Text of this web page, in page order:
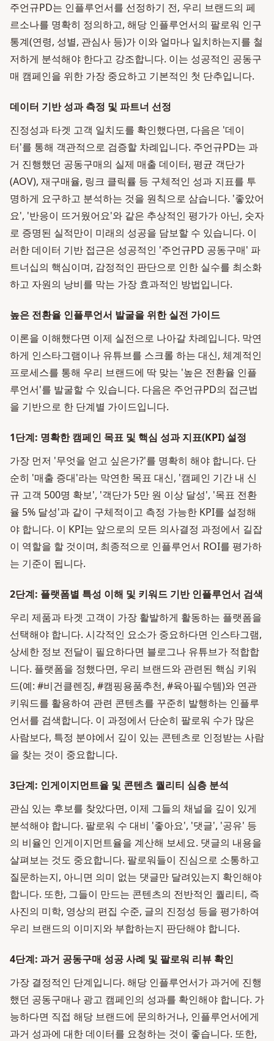
주언규PD는 인플루언서를 선정하기 전, 우리 브랜드의 페
르소나를 명확히 정의하고, 해당 인플루언서의 팔로워 인구
통계(연령, 성별, 관심사 등)가 이와 얼마나 일치하는지를 철
저하게 분석해야 한다고 강조합니다. 이는 성공적인 공동구
매 캠페인을 위한 가장 중요하고 기본적인 첫 단추입니다.
데이터 기반 성과 측정 및 파트너 선정
진정성과 타겟 고객 일치도를 확인했다면, 다음은 '데이
터'를 통해 객관적으로 검증할 차례입니다. 주언규PD는 과
거 진행했던 공동구매의 실제 매출 데이터, 평균 객단가
(AOV), 재구매율, 링크 클릭률 등 구체적인 성과 지표를 투
명하게 요구하고 분석하는 것을 원칙으로 삼습니다. '좋았어
요', '반응이 뜨거웠어요'와 같은 추상적인 평가가 아닌, 숫자
로 증명된 실적만이 미래의 성공을 담보할 수 있습니다. 이
러한 데이터 기반 접근은 성공적인 '주언규PD 공동구매' 파
트너십의 핵심이며, 감정적인 판단으로 인한 실수를 최소화
하고 자원의 낭비를 막는 가장 효과적인 방법입니다.
높은 전환율 인플루언서 발굴을 위한 실전 가이드
이론을 이해했다면 이제 실전으로 나아갈 차례입니다. 막연
하게 인스타그램이나 유튜브를 스크롤 하는 대신, 체계적인
프로세스를 통해 우리 브랜드에 딱 맞는 '높은 전환율 인플
루언서'를 발굴할 수 있습니다. 다음은 주언규PD의 접근법
을 기반으로 한 단계별 가이드입니다.
1단계: 명확한 캠페인 목표 및 핵심 성과 지표(KPI) 설정
가장 먼저 '무엇을 얻고 싶은가?'를 명확히 해야 합니다. 단
순히 '매출 증대'라는 막연한 목표 대신, '캠페인 기간 내 신
규 고객 500명 확보', '객단가 5만 원 이상 달성', '목표 전환
율 5% 달성'과 같이 구체적이고 측정 가능한 KPI를 설정해
야 합니다. 이 KPI는 앞으로의 모든 의사결정 과정에서 길잡
이 역할을 할 것이며, 최종적으로 인플루언서 ROI를 평가하
는 기준이 됩니다.
2단계: 플랫폼별 특성 이해 및 키워드 기반 인플루언서 검색
우리 제품과 타겟 고객이 가장 활발하게 활동하는 플랫폼을
선택해야 합니다. 시각적인 요소가 중요하다면 인스타그램,
상세한 정보 전달이 필요하다면 블로그나 유튜브가 적합합
니다. 플랫폼을 정했다면, 우리 브랜드와 관련된 핵심 키워
드(예: #비건클렌징, #캠핑용품추천, #육아필수템)와 연관
키워드를 활용하여 관련 콘텐츠를 꾸준히 발행하는 인플루
언서를 검색합니다. 이 과정에서 단순히 팔로워 수가 많은
사람보다, 특정 분야에서 깊이 있는 콘텐츠로 인정받는 사람
을 찾는 것이 중요합니다.
3단계: 인게이지먼트율 및 콘텐츠 퀄리티 심층 분석
관심 있는 후보를 찾았다면, 이제 그들의 채널을 깊이 있게
분석해야 합니다. 팔로워 수 대비 '좋아요', '댓글', '공유' 등
의 비율인 인게이지먼트율을 계산해 보세요. 댓글의 내용을
살펴보는 것도 중요합니다. 팔로워들이 진심으로 소통하고
질문하는지, 아니면 의미 없는 댓글만 달려있는지 확인해야
합니다. 또한, 그들이 만드는 콘텐츠의 전반적인 퀄리티, 즉
사진의 미학, 영상의 편집 수준, 글의 진정성 등을 평가하여
우리 브랜드의 이미지와 부합하는지 판단해야 합니다.
4단계: 과거 공동구매 성공 사례 및 팔로워 리뷰 확인
가장 결정적인 단계입니다. 해당 인플루언서가 과거에 진행
했던 공동구매나 광고 캠페인의 성과를 확인해야 합니다. 가
능하다면 직접 해당 브랜드에 문의하거나, 인플루언서에게
과거 성과에 대한 데이터를 요청하는 것이 좋습니다. 또한,